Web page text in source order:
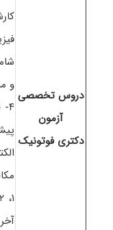
دروس تخصصی
آزمون
دکتری فوتونیک
و